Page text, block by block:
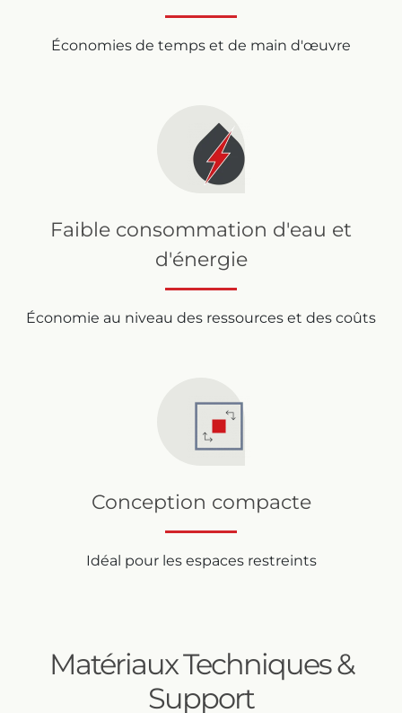
Économies de temps et de main d'œuvre
Faible consommation d'eau et
d'énergie
Économie au niveau des ressources et des coûts
Conception compacte
Idéal pour les espaces restreints
Matériaux Techniques &
Support